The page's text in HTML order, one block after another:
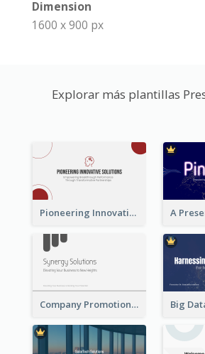
Dimension
1600 x 900 px
Explorar más plantillas
Pioneering Innovative Solutions Company Overview
Company Promotion Presentation